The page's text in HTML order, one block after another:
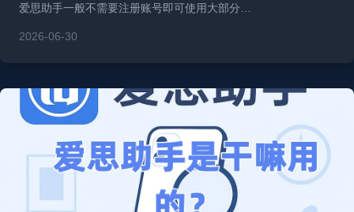
爱思助手一般不需要注册账号即可使用大部分…
2026-06-30